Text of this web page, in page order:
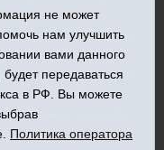
материалов
область, Юргинский
49
- главный редактор
не может
нам улучшить
вами данного
передаваться
в РФ. Вы можете
Политика оператора